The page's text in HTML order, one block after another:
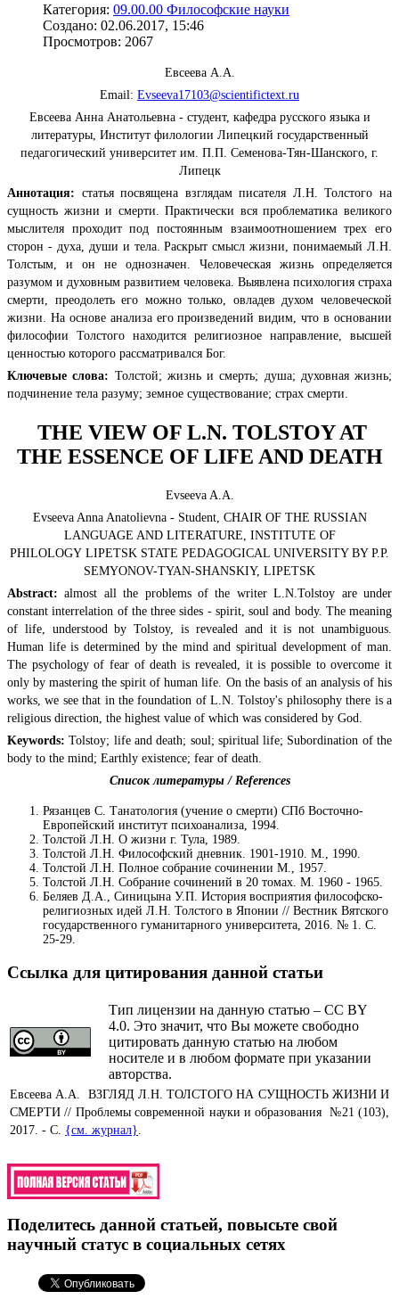
Категория: 09.00.00 Философские науки
Создано: 02.06.2017, 15:46
Просмотров: 2067
Евсеева А.А.
Email: Evseeva17103@scientifictext.ru
Евсеева Анна Анатольевна - студент, кафедра русского языка и
литературы, Институт филологии Липецкий государственный
педагогический университет им. П.П. Семенова-Тян-Шанского, г.
Липецк
Аннотация: статья посвящена взглядам писателя Л.Н. Толстого на
сущность жизни и смерти. Практически вся проблематика великого
мыслителя проходит под постоянным взаимоотношением трех его
сторон - духа, души и тела. Раскрыт смысл жизни, понимаемый Л.Н.
Толстым, и он не однозначен. Человеческая жизнь определяется
разумом и духовным развитием человека. Выявлена психология страха
смерти, преодолеть его можно только, овладев духом человеческой
жизни. На основе анализа его произведений видим, что в основании
философии Толстого находится религиозное направление, высшей
ценностью которого рассматривался Бог.
Ключевые слова: Толстой; жизнь и смерть; душа; духовная жизнь;
подчинение тела разуму; земное существование; страх смерти.
THE VIEW OF L.N. TOLSTOY AT
THE ESSENCE OF LIFE AND DEATH
Evseeva A.A.
Evseeva Anna Anatolievna - Student, CHAIR OF THE RUSSIAN
LANGUAGE AND LITERATURE, INSTITUTE OF
PHILOLOGY LIPETSK STATE PEDAGOGICAL UNIVERSITY BY P.P.
SEMYONOV-TYAN-SHANSKIY, LIPETSK
Abstract: almost all the problems of the writer L.N.Tolstoy are under
constant interrelation of the three sides - spirit, soul and body. The meaning
of life, understood by Tolstoy, is revealed and it is not unambiguous.
Human life is determined by the mind and spiritual development of man.
The psychology of fear of death is revealed, it is possible to overcome it
only by mastering the spirit of human life. On the basis of an analysis of his
works, we see that in the foundation of L.N. Tolstoy's philosophy there is a
religious direction, the highest value of which was considered by God.
Keywords:Tolstoy; life and death; soul; spiritual life; Subordination of the
body to the mind; Earthly existence; fear of death.
Список литературы / References
Рязанцев С. Танатология (учение о смерти) СПб Восточно-
Европейский институт психоанализа, 1994.
Толстой Л.Н. О жизни г. Тула, 1989.
Толстой Л.Н. Философский дневник. 1901-1910. М., 1990.
Толстой Л.Н. Полное собрание сочинении М., 1957.
Толстой Л.Н. Собрание сочинений в 20 томах. М. 1960 - 1965.
Беляев Д.А., Синицына У.П. История восприятия философско-
религиозных идей Л.Н. Толстого в Японии // Вестник Вятского
государственного гуманитарного университета, 2016. № 1. С.
25-29.
Ссылка для цитирования данной статьи
Тип лицензии на данную статью – CC BY
4.0. Это значит, что Вы можете свободно
цитировать данную статью на любом
носителе и в любом формате при указании
авторства.
Евсеева А.А. ВЗГЛЯД Л.Н. ТОЛСТОГО НА СУЩНОСТЬ ЖИЗНИ И
СМЕРТИ // Проблемы современной науки и образования №21 (103),
2017. - С. {см. журнал}
Поделитесь данной статьей, повысьте свой
научный статус в социальных сетях